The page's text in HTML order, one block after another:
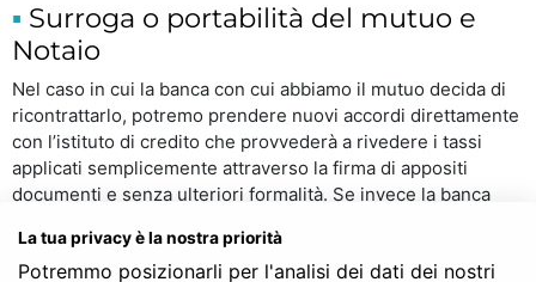
Surroga o portabilità del mutuo e
Notaio
Nel caso in cui la banca con cui abbiamo il mutuo decida di
ricontrattarlo, potremo prendere nuovi accordi direttamente
con l’istituto di credito che provvederà a rivedere i tassi
applicati semplicemente attraverso la firma di appositi
documenti e senza ulteriori formalità. Se invece la banca
le nuove condizioni proposte non abbastanza convenienti,
potremmo decidere di interpellare altri istituti di credito:
La tua privacy è la nostra priorità
Potremmo posizionarli per l'analisi dei dati dei nostri